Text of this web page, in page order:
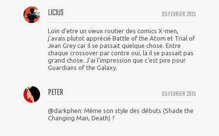
05 FEVRIER 2015
LICIUS
Loin d'etre un vieux routier des comics X-men,
j'avais plutot apprécié Battle of the Atom et Trial of
Jean Grey car il se passait quelque chose. Entre
chaque crossover par contre oui, là il se passait pas
grand chose. J'ai l'impression que c'est pire pour
Guardians of the Galaxy.
05 FEVRIER 2015
PETER
@darkphen: Même son style des débuts (Shade the
Changing Man, Death) ?